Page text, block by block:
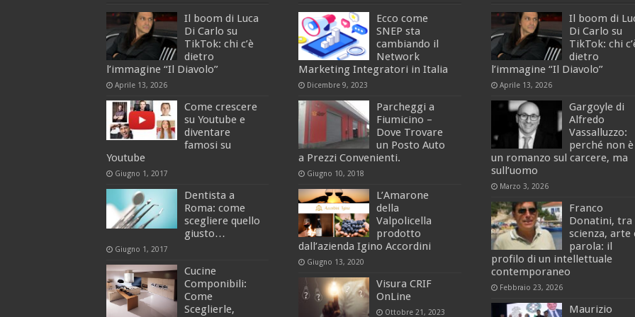
Il boom di Luca
Di Carlo su
TikTok: chi c’è
dietro
l’immagine “Il Diavolo”
Aprile 13, 2026
Come crescere
su Youtube e
diventare
famosi su
Youtube
Giugno 1, 2017
Dentista a
Roma: come
scegliere quello
giusto…
Giugno 1, 2017
Cucine
Componibili:
Come
Sceglierle,
Ecco come
SNEP sta
cambiando il
Network
Marketing Integratori in Italia
Dicembre 9, 2023
Parcheggi a
Fiumicino –
Dove Trovare
un Posto Auto
a Prezzi Convenienti.
Giugno 10, 2018
L’Amarone
della
Valpolicella
prodotto
dall’azienda Igino Accordini
Giugno 13, 2020
Visura CRIF
OnLine
Ottobre 21, 2023
Il boom di
Di Carlo su
TikTok: chi
dietro
l’immagine “Il Diavolo”
Aprile 13, 2026
Gargoyle di
Alfredo
Vassalluzzo:
perché non è
un romanzo sul carcere, ma
sull’uomo
Marzo 3, 2026
Franco
Donatini, tra
scienza, arte
parola: il
profilo di un intellettuale
contemporaneo
Febbraio 23, 2026
Maurizio